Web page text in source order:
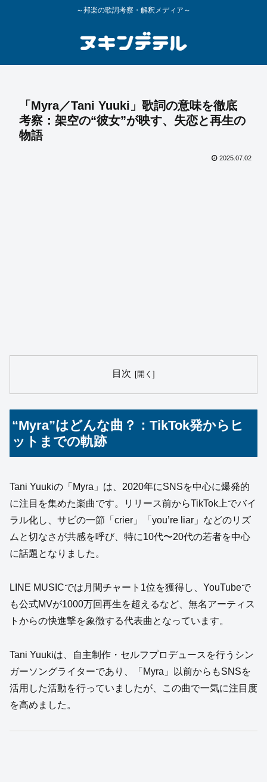
～邦楽の歌詞考察・解釈メディア～
「Myra／Tani Yuuki」歌詞の意味を徹底
考察：架空の“彼女”が映す、失恋と再生の
物語
2025.07.02
目次
“Myra”はどんな曲？：TikTok発からヒ
ットまでの軌跡
Tani Yuukiの「Myra」は、2020年にSNSを中心に爆発的
に注目を集めた楽曲です。リリース前からTikTok上でバイ
ラル化し、サビの一節「crier」「you’re liar」などのリズ
ムと切なさが共感を呼び、特に10代〜20代の若者を中心
に話題となりました。
LINE MUSICでは月間チャート1位を獲得し、YouTubeで
も公式MVが1000万回再生を超えるなど、無名アーティス
トからの快進撃を象徴する代表曲となっています。
Tani Yuukiは、自主制作・セルフプロデュースを行うシン
ガーソングライターであり、「Myra」以前からもSNSを
活用した活動を行っていましたが、この曲で一気に注目度
を高めました。